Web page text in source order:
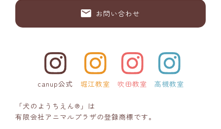
お問い合わせ
canup公式 堀江教室 吹田教室 高槻教室
「犬のようちえん®」は
有限会社アニマルプラザの登録商標です。